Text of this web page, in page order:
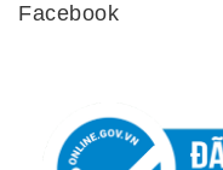
Facebook